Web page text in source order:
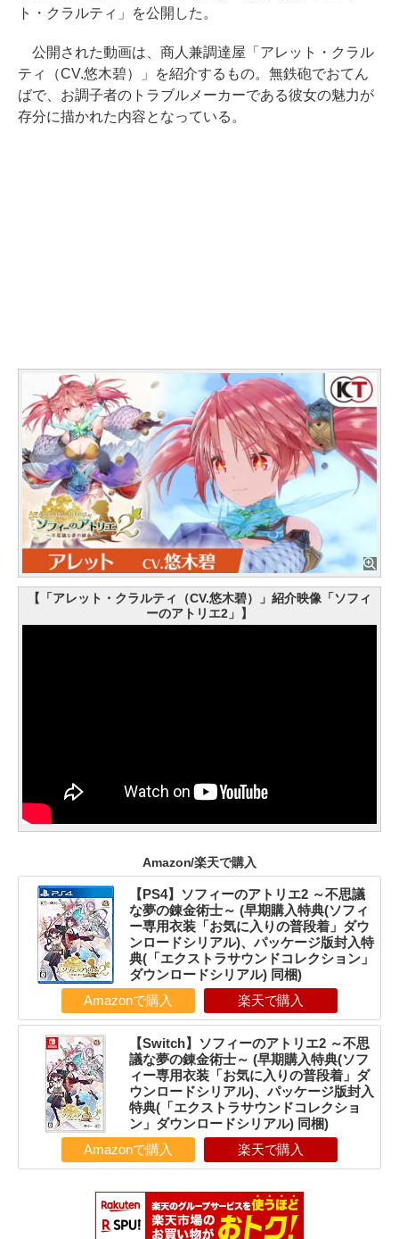
ト・クラルティ」を公開した。
公開された動画は、商人兼調達屋「アレット・クラル
ティ（CV.悠木碧）」を紹介するもの。無鉄砲でおてん
ばで、お調子者のトラブルメーカーである彼女の魅力が
存分に描かれた内容となっている。
【「アレット・クラルティ（CV.悠木碧）」紹介映像「ソフィ
ーのアトリエ2」】
Amazon/楽天で購入
【PS4】ソフィーのアトリエ2 ～不思議
な夢の錬金術士～ (早期購入特典(ソフィ
ー専用衣装「お気に入りの普段着」ダウ
ンロードシリアル)、パッケージ版封入特
典(「エクストラサウンドコレクション」
ダウンロードシリアル) 同梱)
Amazonで購入 楽天で購入
【Switch】ソフィーのアトリエ2 ～不思
議な夢の錬金術士～ (早期購入特典(ソフ
ィー専用衣装「お気に入りの普段着」ダ
ウンロードシリアル)、パッケージ版封入
特典(「エクストラサウンドコレクショ
ン」ダウンロードシリアル) 同梱)
Amazonで購入 楽天で購入